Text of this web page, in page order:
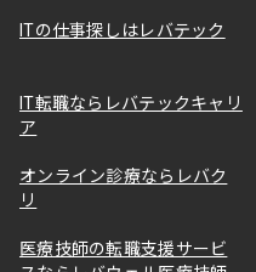
ITの仕事探しはレバテック
IT転職ならレバテックキャリ
ア
オンライン診療ならレバク
リ
医療技師の転職支援サービ